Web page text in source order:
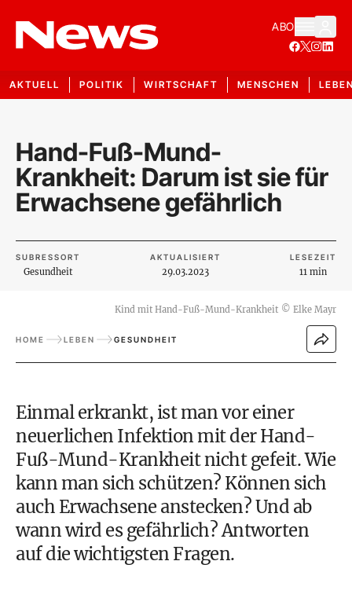
ABO
AKTUELL POLITIK WIRTSCHAFT MENSCHEN
Hand-Fuß-Mund-
Krankheit: Darum ist sie für
Erwachsene gefährlich
SUBRESSORT
Gesundheit
AKTUALISIERT
29.03.2023
LESEZEIT
11 min
Kind mit Hand-Fuß-Mund-Krankheit © Elke Mayr
HOME LEBEN GESUNDHEIT
Einmal erkrankt, ist man vor einer
neuerlichen Infektion mit der Hand-
Fuß-Mund-Krankheit nicht gefeit. Wie
kann man sich schützen? Können sich
auch Erwachsene anstecken? Und ab
wann wird es gefährlich? Antworten
auf die wichtigsten Fragen.